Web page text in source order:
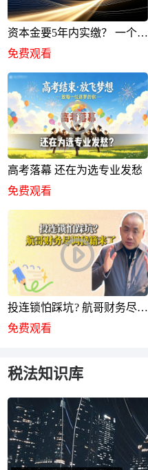
资本金要5年内实缴？ 一个小
妙招
免费观看
高考落幕 还在为选专业发愁
免费观看
投连锁怕踩坑? 航哥财务尽调
秘籍来了
免费观看
税法知识库